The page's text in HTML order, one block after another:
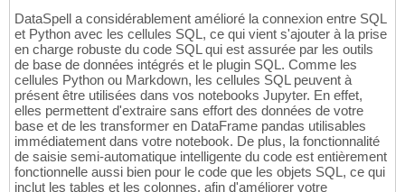
DataSpell a considérablement amélioré la connexion entre SQL
et Python avec les cellules SQL, ce qui vient s'ajouter à la prise
en charge robuste du code SQL qui est assurée par les outils
de base de données intégrés et le plugin SQL. Comme les
cellules Python ou Markdown, les cellules SQL peuvent à
présent être utilisées dans vos notebooks Jupyter. En effet,
elles permettent d'extraire sans effort des données de votre
base et de les transformer en DataFrame pandas utilisables
immédiatement dans votre notebook. De plus, la fonctionnalité
de saisie semi-automatique intelligente du code est entièrement
fonctionnelle aussi bien pour le code que les objets SQL, ce qui
inclut les tables et les colonnes, afin d'améliorer votre